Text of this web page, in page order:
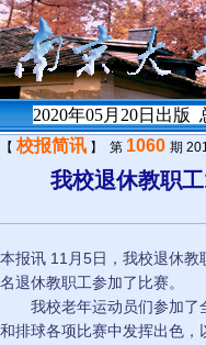
2020年05月20日出版
【 校报简讯 】 第 1060 期
我校退休教职
本报讯 11月5日，我校退休
名退休教职工参加了比赛。
我校老年运动员们参加了全
和排球各项比赛中发挥出色